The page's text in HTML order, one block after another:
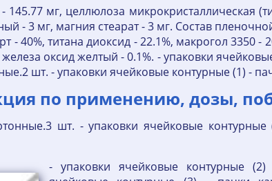
мг, целлюлоза микрокристаллическая
- 3 мг, магния стеарат - 3 мг. Состав
40%, титана диоксид - 22.1%, макрогол 3350 -
оксид желтый - 0.1%. - упаковки
шт. - упаковки ячейковые контурные (1) -
по применению, дозы,
шт. - упаковки ячейковые
- упаковки ячейковые контурные